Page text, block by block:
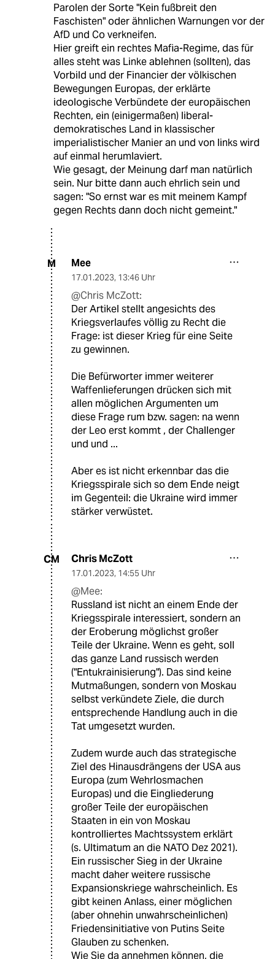
Parolen der Sorte "Kein fußbreit den
Faschisten" oder ähnlichen Warnungen vor der
AfD und Co verkneifen.
Hier greift ein rechtes Mafia-Regime, das für
alles steht was Linke ablehnen (sollten), das
Vorbild und der Financier der völkischen
Bewegungen Europas, der erklärte
ideologische Verbündete der europäischen
Rechten, ein (einigermaßen) liberal-
demokratisches Land in klassischer
imperialistischer Manier an und von links wird
auf einmal herumlaviert.
Wie gesagt, der Meinung darf man natürlich
sein. Nur bitte dann auch ehrlich sein und
sagen: "So ernst war es mit meinem Kampf
gegen Rechts dann doch nicht gemeint."
M Mee
17.01.2023, 13:46 Uhr
@Chris McZott:
Der Artikel stellt angesichts des
Kriegsverlaufes völlig zu Recht die
Frage: ist dieser Krieg für eine Seite
zu gewinnen.
Die Befürworter immer weiterer
Waffenlieferungen drücken sich mit
allen möglichen Argumenten um
diese Frage rum bzw. sagen: na wenn
der Leo erst kommt , der Challenger
und und ...
Aber es ist nicht erkennbar das die
Kriegsspirale sich so dem Ende neigt
im Gegenteil: die Ukraine wird immer
stärker verwüstet.
CM Chris McZott
17.01.2023, 14:55 Uhr
@Mee:
Russland ist nicht an einem Ende der
Kriegsspirale interessiert, sondern an
der Eroberung möglichst großer
Teile der Ukraine. Wenn es geht, soll
das ganze Land russisch werden
("Entukrainisierung"). Das sind keine
Mutmaßungen, sondern von Moskau
selbst verkündete Ziele, die durch
entsprechende Handlung auch in die
Tat umgesetzt wurden.
Zudem wurde auch das strategische
Ziel des Hinausdrängens der USA aus
Europa (zum Wehrlosmachen
Europas) und die Eingliederung
großer Teile der europäischen
Staaten in ein von Moskau
kontrolliertes Machtssystem erklärt
(s. Ultimatum an die NATO Dez 2021).
Ein russischer Sieg in der Ukraine
macht daher weitere russische
Expansionskriege wahrscheinlich. Es
gibt keinen Anlass, einer möglichen
(aber ohnehin unwahrscheinlichen)
Friedensinitiative von Putins Seite
Glauben zu schenken.
Wie Sie da annehmen können, die